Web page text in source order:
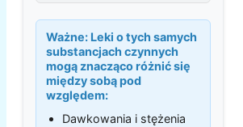
Ważne: Leki o tych samych
substancjach czynnych
mogą znacząco różnić się
między sobą pod
względem:
Dawkowania i stężenia